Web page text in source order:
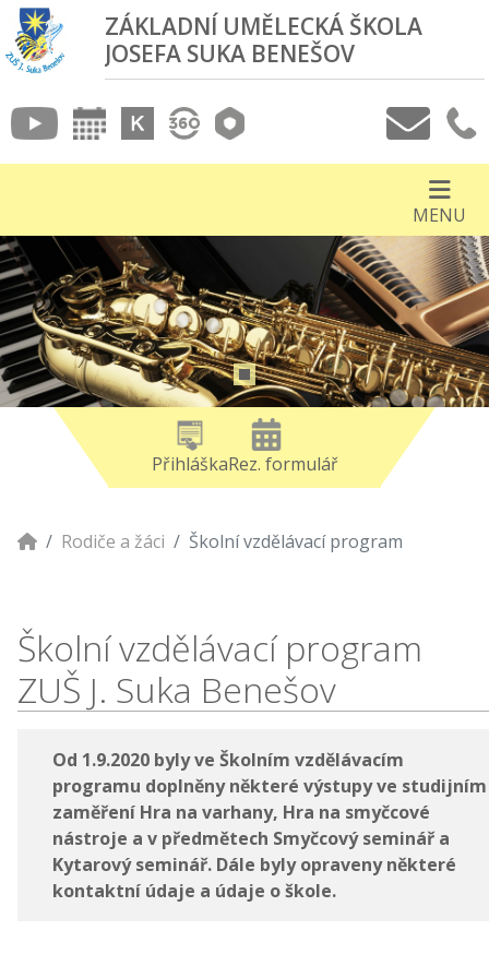
ZÁKLADNÍ UMĚLECKÁ ŠKOLA
JOSEFA SUKA BENEŠOV
MENU
PřihláškaRez. formulář
Rodiče a žáci Školní vzdělávací program
Školní vzdělávací program
ZUŠ J. Suka Benešov
Od 1.9.2020 byly ve Školním vzdělávacím
programu doplněny některé výstupy ve studijním
zaměření Hra na varhany, Hra na smyčcové
nástroje a v předmětech Smyčcový seminář a
Kytarový seminář. Dále byly opraveny některé
kontaktní údaje a údaje o škole.